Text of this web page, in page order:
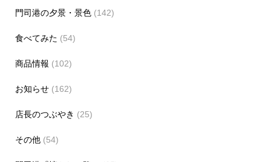
門司港の夕景・景色(142)
食べてみた (54)
商品情報 (102)
お知らせ(162)
店長のつぶやき (25)
その他(54)